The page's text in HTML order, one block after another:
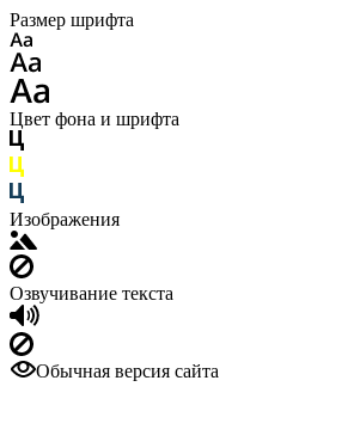
Размер шрифта
Цвет фона и шрифта
Изображения
Озвучивание текста
Обычная версия сайта